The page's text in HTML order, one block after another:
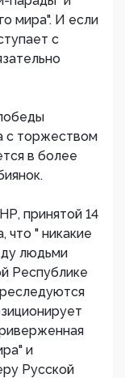
мира". И если
с
с торжеством
в более
принятой 14
что " никакие
людьми
Республике
и
Русской